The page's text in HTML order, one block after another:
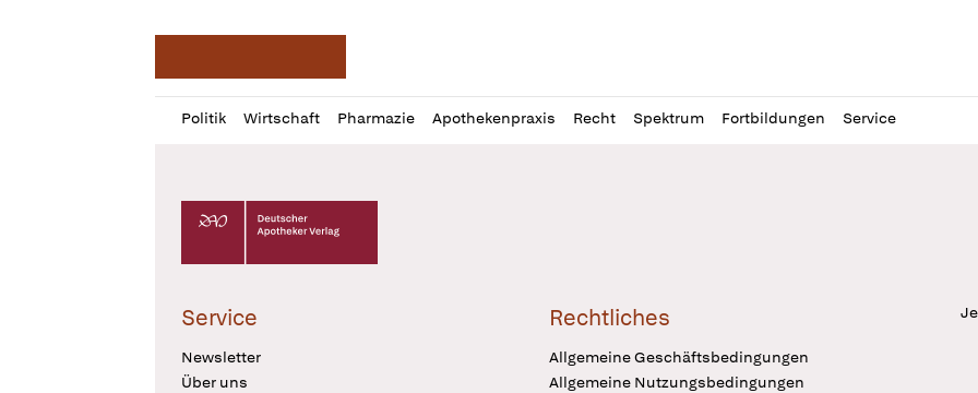
Politik Wirtschaft Pharmazie Apothekenpraxis Recht Spektrum Fortbildungen Service
Profil
öffnen
Daz
Pur
Deutscher Apotheker Verlag Logo
Service
Newsletter
Über uns
Rechtliches
Allgemeine Geschäftsbedingungen
Allgemeine Nutzungsbedingungen